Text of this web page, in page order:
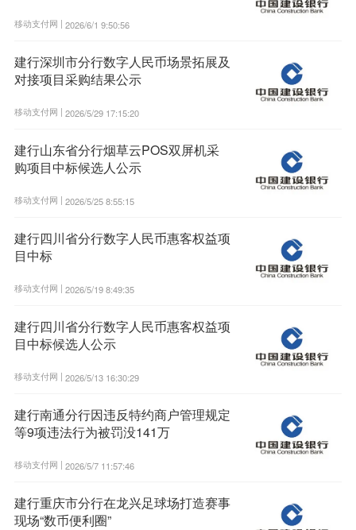
移动支付网 | 2026/6/1 9:50:56
建行深圳市分行数字人民币场景拓展及
对接项目采购结果公示
移动支付网 | 2026/5/29 17:15:20
建行山东省分行烟草云POS双屏机采
购项目中标候选人公示
移动支付网 | 2026/5/25 8:55:15
建行四川省分行数字人民币惠客权益项
目中标
移动支付网 | 2026/5/19 8:49:35
建行四川省分行数字人民币惠客权益项
目中标候选人公示
移动支付网 | 2026/5/13 16:30:29
建行南通分行因违反特约商户管理规定
等9项违法行为被罚没141万
移动支付网 | 2026/5/7 11:57:46
建行重庆市分行在龙兴足球场打造赛事
现场“数币便利圈”